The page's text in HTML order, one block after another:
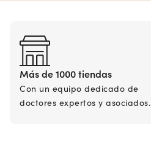
Más de 1000 tiendas
Con un equipo dedicado de
doctores expertos y asociados.